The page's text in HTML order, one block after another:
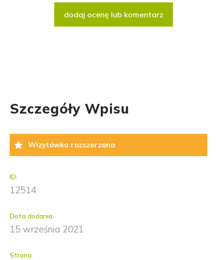
dodaj ocenę lub komentarz
Szczegóły Wpisu
Wizytówka rozszerzona
ID:
12514
Data dodania:
15 września 2021
Strona: